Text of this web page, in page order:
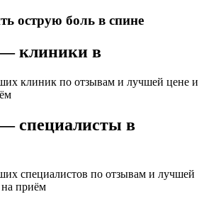
острую боль в спине
клиники в
клиник по отзывам и лучшей цене и
специалисты в
специалистов по отзывам и лучшей
на приём